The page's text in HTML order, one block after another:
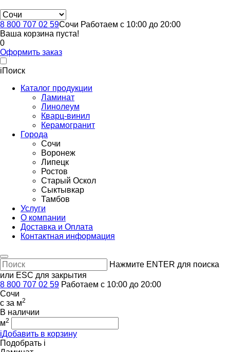
8 800 707 02 59Сочи Работаем с 10:00 до 20:00
Ваша корзина пуста!
0
Оформить заказ
iПоиск
Каталог продукции
Ламинат
Линолеум
Кварц-винил
Керамогранит
Города
Сочи
Воронеж
Липецк
Ростов
Старый Оскол
Сыктывкар
Тамбов
Услуги
О компании
Доставка и Оплата
Контактная информация
Нажмите ENTER для поиска
или ESC для закрытия
8 800 707 02 59 Работаем с 10:00 до 20:00
Сочи
c за м2
В наличии
м2
iДобавить в корзину
Подобрать i